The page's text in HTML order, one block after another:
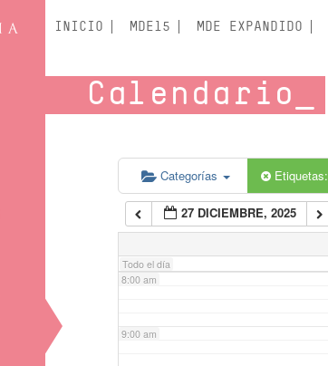
INICIO MDE15 MDE EXPANDIDO
Calendario
Categorías Etiquetas:
27 DICIEMBRE, 2025
Todo el día
5:00 am
6:00 am
7:00 am
8:00 am
9:00 am